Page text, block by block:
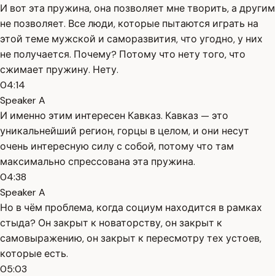
И вот эта пружина, она позволяет мне творить, а другим
не позволяет. Все люди, которые пытаются играть на
этой теме мужской и саморазвития, что угодно, у них
не получается. Почему? Потому что нету того, что
сжимает пружину. Нету.
04:14
Speaker A
И именно этим интересен Кавказ. Кавказ — это
уникальнейший регион, горцы в целом, и они несут
очень интересную силу с собой, потому что там
максимально спрессована эта пружина.
04:38
Speaker A
Но в чём проблема, когда социум находится в рамках
стыда? Он закрыт к новаторству, он закрыт к
самовыражению, он закрыт к пересмотру тех устоев,
которые есть.
05:03